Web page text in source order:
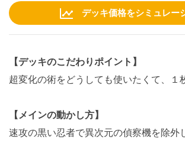
デッキ価格をシミュレー
【デッキのこだわりポイント】
超変化の術をどうしても使いたくて、１
【メインの動かし方】
速攻の黒い忍者で異次元の偵察機を除外